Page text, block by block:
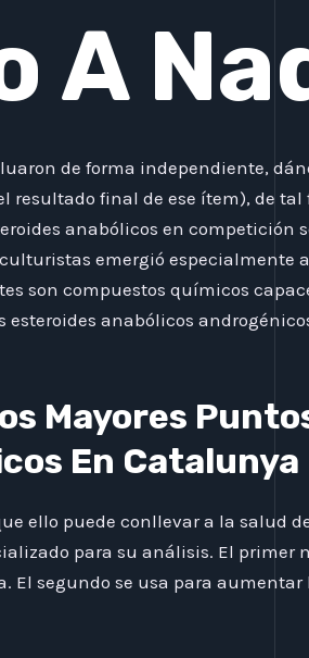
A
de forma independiente,
resultado final de ese ítem), de
anabólicos en competición
emergió especialmente
son compuestos químicos
anabólicos
Mayores
En Catalunya
ello puede conllevar a la salud
para su análisis. El primer
segundo se usa para